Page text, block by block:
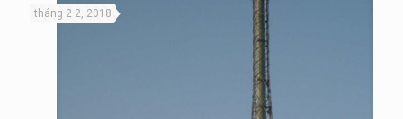
tháng 2 2, 2018